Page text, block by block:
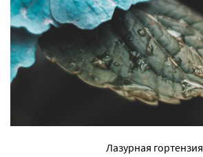
Лазурная гортензия